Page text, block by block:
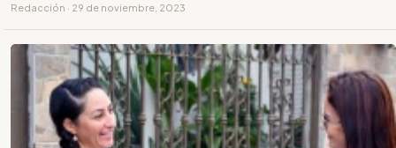
Redacción · 29 de noviembre, 2023